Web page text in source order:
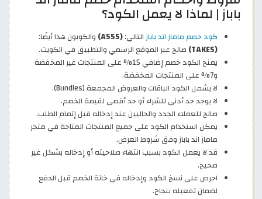
باباز | لماذا لا يعمل الكود؟
كود خصم ماماز اند بابازالتالي:(A555)
والكوبون هذا أيضًا:
(TAKE5)
صالح عبر الموقع الرسمي والتطبيق في الكويت.
يمنح الكود خصم إضافي 15% على المنتجات غير المخفضة
و7% على المنتجات المخفضة.
لا يشمل الكود الباقات والعروض المجمعة (Bundles).
لا يوجد حد أدنى للشراء أو حد أقصى لقيمة الخصم.
صالح للعملاء الجدد والحاليين عند إدخاله قبل إتمام الطلب.
يمكن استخدام الكود على جميع المنتجات المتاحة في متجر
ماماز اند باباز وفق شروط العرض.
قد لا يعمل الكود بسبب انتهاء صلاحيته أو إدخاله بشكل غير
صحيح.
احرص على نسخ الكود وإدخاله في خانة الخصم قبل الدفع
لضمان تفعيله بنجاح.